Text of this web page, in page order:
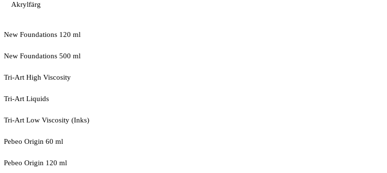
Akrylfärg
New Foundations 120 ml
New Foundations 500 ml
Tri-Art High Viscosity
Tri-Art Liquids
Tri-Art Low Viscosity (Inks)
Pebeo Origin 60 ml
Pebeo Origin 120 ml